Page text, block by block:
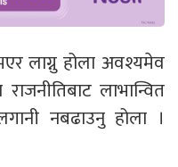
लाग्नु होला अवश्यमेव
लाभान्वित
नबढाउनु होला ।